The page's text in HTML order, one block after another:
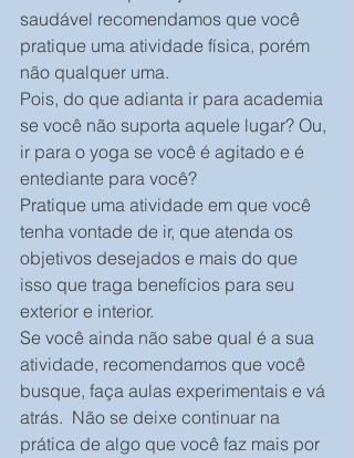
saudável recomendamos que você
pratique uma atividade física, porém
não qualquer uma.
Pois, do que adianta ir para academia
se você não suporta aquele lugar? Ou,
ir para o yoga se você é agitado e é
entediante para você?
Pratique uma atividade em que você
tenha vontade de ir, que atenda os
objetivos desejados e mais do que
isso que traga benefícios para seu
exterior e interior.
Se você ainda não sabe qual é a sua
atividade, recomendamos que você
busque, faça aulas experimentais e vá
atrás.  Não se deixe continuar na
prática de algo que você faz mais por